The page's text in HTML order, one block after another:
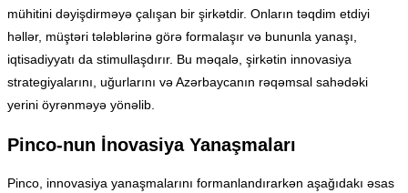
mühitini dəyişdirməyə çalışan bir şirkətdir. Onların təqdim etdiyi
həllər, müştəri tələblərinə görə formalaşır və bununla yanaşı,
iqtisadiyyatı da stimullaşdırır. Bu məqalə, şirkətin innovasiya
strategiyalarını, uğurlarını və Azərbaycanın rəqəmsal sahədəki
yerini öyrənməyə yönəlib.
Pinco-nun İnovasiya Yanaşmaları
Pinco, innovasiya yanaşmalarını formanlandırarkən aşağıdakı əsas